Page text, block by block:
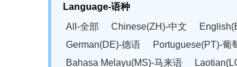
Language-语种
All-全部
Chinese(ZH)-中文
German(DE)-德语
Portuguese(PT)-葡
Bahasa Melayu(MS)-马来语